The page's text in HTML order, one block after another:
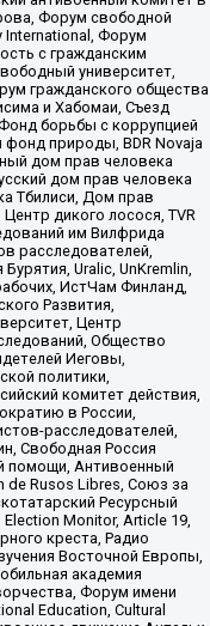
Форум свободной
International, Форум
с гражданским
университет,
гражданского общества
и Хабомаи, Съезд
борьбы с коррупцией
фонд природы, BDR Novaja
дом прав человека
дом прав человека
Тбилиси, Дом прав
дикого лосося, TVR
им Вилфрида
расследователей,
Uralic, UnKremlin,
ИстЧам Финланд,
Развития,
Центр
Общество
Иеговы,
политики,
комитет действия,
в России,
расследователей,
Свободная Россия
помощи, Антивоенный
de Rusos Libres, Союз за
Ресурсный
Monitor, Article 19,
креста, Радио
Восточной Европы,
академия
Форум имени
Education, Cultural